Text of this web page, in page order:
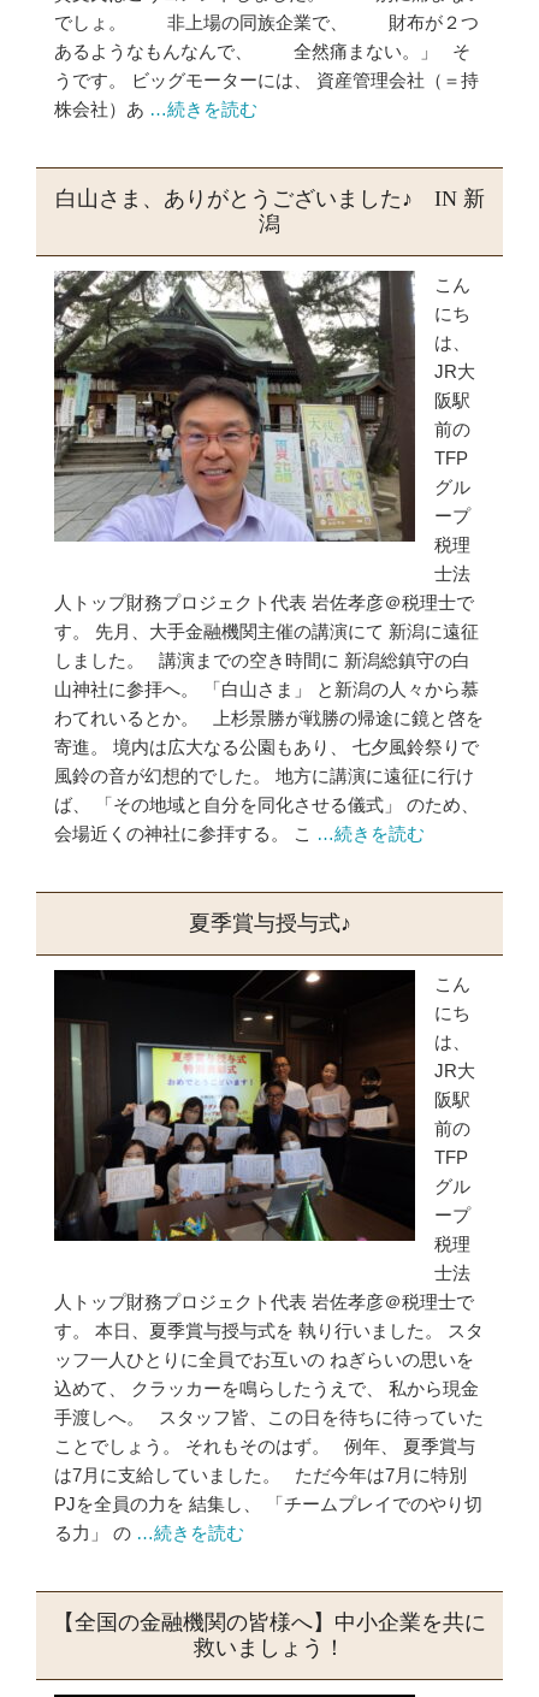
でしょ。 非上場の同族企業で、 財布が２つ
あるようなもんなんで、 全然痛まない。」 そ
うです。 ビッグモーターには、 資産管理会社（＝持
株会社）あ …続きを読む
白山さま、ありがとうございました♪ IN 新
潟
こん
にち
は、
JR大
阪駅
前の
TFP
グル
ープ
税理
士法
人トップ財務プロジェクト代表 岩佐孝彦＠税理士で
す。 先月、大手金融機関主催の講演にて 新潟に遠征
しました。 講演までの空き時間に 新潟総鎮守の白
山神社に参拝へ。 「白山さま」 と新潟の人々から慕
わてれいるとか。 上杉景勝が戦勝の帰途に鏡と啓を
寄進。 境内は広大なる公園もあり、 七夕風鈴祭りで
風鈴の音が幻想的でした。 地方に講演に遠征に行け
ば、 「その地域と自分を同化させる儀式」 のため、
会場近くの神社に参拝する。 こ …続きを読む
夏季賞与授与式♪
こん
にち
は、
JR大
阪駅
前の
TFP
グル
ープ
税理
士法
人トップ財務プロジェクト代表 岩佐孝彦＠税理士で
す。 本日、夏季賞与授与式を 執り行いました。 スタ
ッフ一人ひとりに全員でお互いの ねぎらいの思いを
込めて、 クラッカーを鳴らしたうえで、 私から現金
手渡しへ。 スタッフ皆、この日を待ちに待っていた
ことでしょう。 それもそのはず。 例年、 夏季賞与
は7月に支給していました。 ただ今年は7月に特別
PJを全員の力を 結集し、 「チームプレイでのやり切
る力」 の …続きを読む
【全国の金融機関の皆様へ】中小企業を共に
救いましょう！